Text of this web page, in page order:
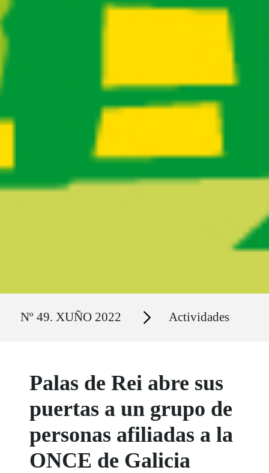
Nº 49. XUÑO 2022 Secciones Actividades
Palas de Rei abre sus
puertas a un grupo de
personas afiliadas a la
ONCE de Galicia